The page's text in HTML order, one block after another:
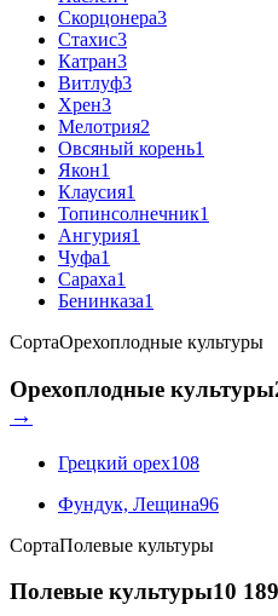
Скорцонера3
Стахис3
Катран3
Витлуф3
Хрен3
Мелотрия2
Овсяный корень1
Якон1
Клаусия1
Топинсолнечник1
Ангурия1
Чуфа1
Сараха1
Бенинказа1
СортаОрехоплодные культуры
Орехоплодные культуры
→
Грецкий орех108
Фундук, Лещина96
СортаПолевые культуры
Полевые культуры10